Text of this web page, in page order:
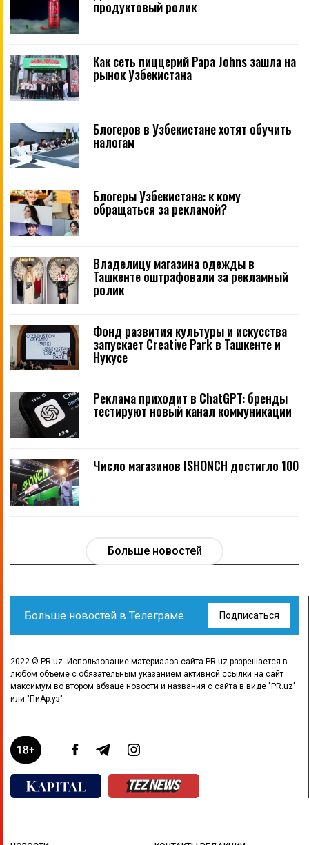
продуктовый ролик
Как сеть пиццерий Papa Johns зашла на
рынок Узбекистана
Блогеров в Узбекистане хотят обучить
налогам
Блогеры Узбекистана: к кому
обращаться за рекламой?
Владелицу магазина одежды в
Ташкенте оштрафовали за рекламный
ролик
Фонд развития культуры и искусства
запускает Creative Park в Ташкенте и
Нукусе
Реклама приходит в ChatGPT: бренды
тестируют новый канал коммуникации
Число магазинов ISHONCH достигло 100
Больше новостей
Больше новостей в Телеграме Подписаться
2022 © PR.uz. Использование материалов сайта PR.uz разрешается в
любом объеме с обязательным указанием активной ссылки на сайт
максимум во втором абзаце новости и названия с сайта в виде "PR.uz"
или "ПиАр.уз"